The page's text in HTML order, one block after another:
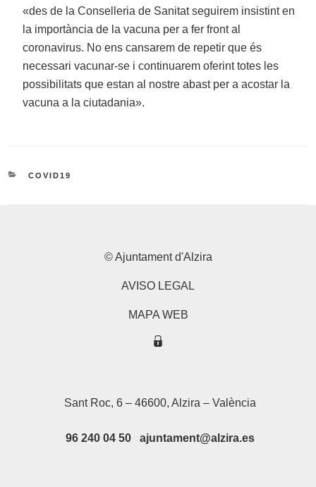
«des de la Conselleria de Sanitat seguirem insistint en
la importància de la vacuna per a fer front al
coronavirus. No ens cansarem de repetir que és
necessari vacunar-se i continuarem oferint totes les
possibilitats que estan al nostre abast per a acostar la
vacuna a la ciutadania».
CATEGORIES
COVID19
© Ajuntament d'Alzira
AVISO LEGAL
MAPA WEB
Sant Roc, 6 – 46600, Alzira – València
96 240 04 50 ajuntament@alzira.es